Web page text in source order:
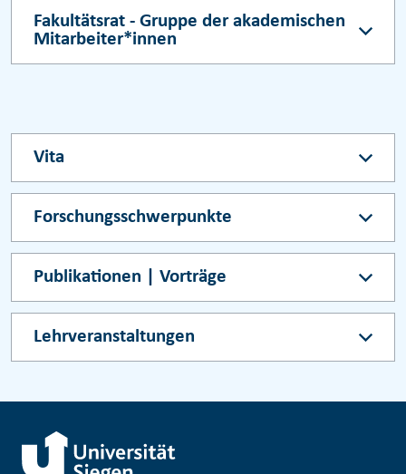
Fakultätsrat - Gruppe der akademischen
Mitarbeiter*innen
Vita
Forschungsschwerpunkte
Publikationen | Vorträge
Lehrveranstaltungen